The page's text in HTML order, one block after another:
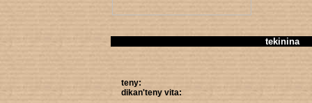
tekinina
teny:
dikan'teny vita: